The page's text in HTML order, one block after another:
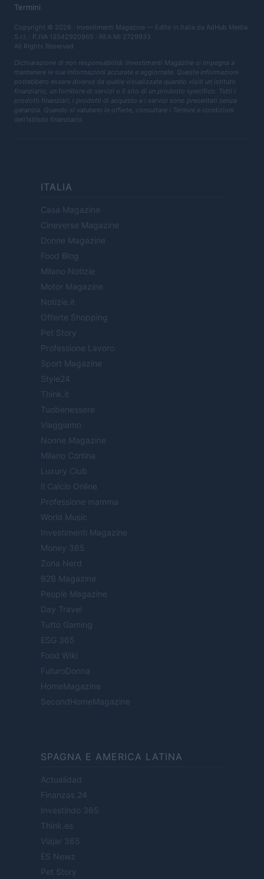
Termini
Copyright © 2026 · Investimenti Magazine — Edito in Italia da AdHub Media
S.r.l. · P.IVA 13542920965 · REA MI 2729933
All Rights Reserved
Dichiarazione di non responsabilità: Investimenti Magazine si impegna a
mantenere le sue informazioni accurate e aggiornate. Queste informazioni
potrebbero essere diverse da quelle visualizzate quando visiti un istituto
finanziario, un fornitore di servizi o il sito di un prodotto specifico. Tutti i
prodotti finanziari, i prodotti di acquisto e i servizi sono presentati senza
garanzia. Quando si valutano le offerte, consultare i Termini e condizioni
dell'istituto finanziario.
ITALIA
Casa Magazine
Cineverse Magazine
Donne Magazine
Food Blog
Milano Notizie
Motor Magazine
Notizie.it
Offerte Shopping
Pet Story
Professione Lavoro
Sport Magazine
Style24
Think.it
Tuobenessere
Viaggiamo
Nonne Magazine
Milano Cortina
Luxury Club
Il Calcio Online
Professione mamma
World Music
Investimenti Magazine
Money 365
Zona Nerd
B2B Magazine
People Magazine
Day Travel
Tutto Gaming
ESG 365
Food Wiki
FuturoDonna
HomeMagazine
SecondHomeMagazine
SPAGNA E AMERICA LATINA
Actualidad
Finanzas 24
Investindo 365
Think.es
Viajar 365
ES Newz
Pet Story